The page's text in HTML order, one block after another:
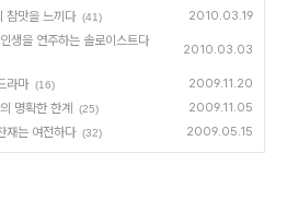
참맛을 느끼다 (41) 2010.03.19
생을 연주하는 솔로이스트다
2010.03.03
라마 (16) 2009.11.20
명확한 한계 (25) 2009.11.05
재는 여전하다 (32) 2009.05.15